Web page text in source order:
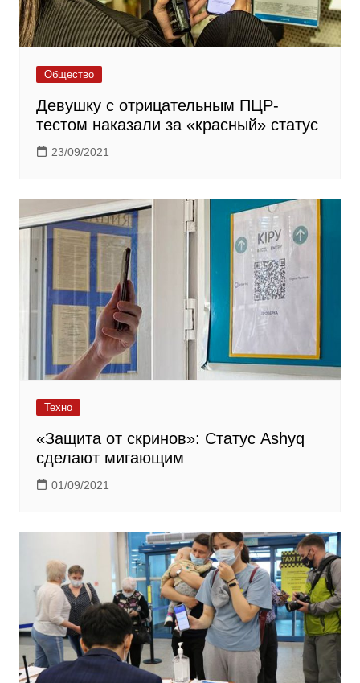
Общество
Девушку с отрицательным ПЦР-
тестом наказали за «красный» статус
23/09/2021
Техно
«Защита от скринов»: Статус Ashyq
сделают мигающим
01/09/2021